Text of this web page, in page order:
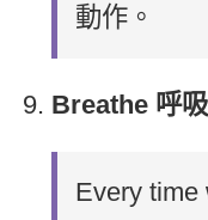
動作。
Breathe 呼吸
Every time